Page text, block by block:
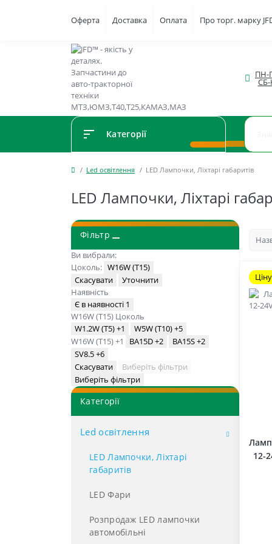
Оферта Доставка Оплата Про торг. марку
ПН-
СБ-
Категорії
Led освітлення LED Лампочки, Ліхтарі габаритів
LED Лампочки, Ліхтарі
Фільтр
Ви вибрали:
Цоколь: W16W (T15)
Скасувати
Уточнити
Наявність
Є в наявності 1
W16W (T15) Цоколь
W1.2W (T5)+1 W5W (T10)+5
W16W (T15)+1 BA15D+2 BA15S+2
SV8.5+6
Скасувати
Виберіть фільтри
Виберіть фільтри
Категорії
Led освітлення
LED Лампочки, Ліхтарі
габаритів
LED Фари
Розпродаж LED лампочки
автомобільні
12-